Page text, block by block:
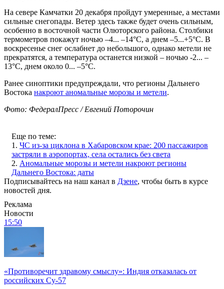
На севере Камчатки 20 декабря пройдут умеренные, а местами
сильные снегопады. Ветер здесь также будет очень сильным,
особенно в восточной части Олюторского района. Столбики
термометров покажут ночью –4... –14°C, а днем –5...+5°C. В
воскресенье снег ослабнет до небольшого, однако метели не
прекратятся, а температура останется низкой – ночью -2... –
13°C, днем около 0... –5°C.
Ранее синоптики предупреждали, что регионы Дальнего
Востока накроют аномальные морозы и метели.
Фото: ФедералПресс / Евгений Поторочин
Еще по теме:
1. ЧС из-за циклона в Хабаровском крае: 200 пассажиров
застряли в аэропортах, села остались без света
2. Аномальные морозы и метели накроют регионы
Дальнего Востока: даты
Подписывайтесь на наш канал в Дзене, чтобы быть в курсе
новостей дня.
Реклама
Новости
15:50
«Противоречит здравому смыслу»: Индия отказалась от
российских Су-57